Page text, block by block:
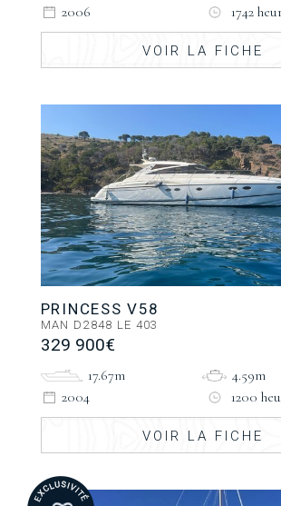
2006
1742
VOIR LA FICHE
PRINCESS V58
MAN D2848 LE 403
329 900€
17.67m
4.59m
2004
1200
VOIR LA FICHE